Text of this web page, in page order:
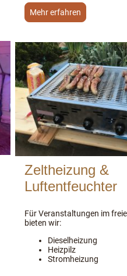
Mehr erfahren
Zeltheizung &
Luftentfeuchter
Für Veranstaltungen im
bieten wir:
Dieselheizung
Heizpilz
Stromheizung